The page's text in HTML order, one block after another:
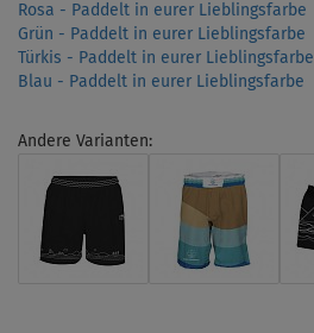
Rosa - Paddelt in eurer Lieblingsfarbe
Grün - Paddelt in eurer Lieblingsfarbe
Türkis - Paddelt in eurer Lieblingsfarbe
Blau - Paddelt in eurer Lieblingsfarbe
Andere Varianten: